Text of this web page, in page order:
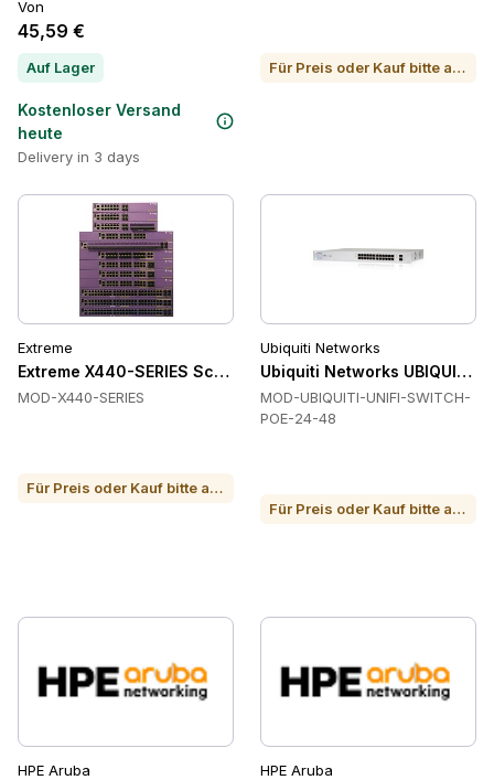
Von
45,59 €
Auf Lager
Kostenloser Versand
heute
Delivery in 3 days
Für Preis oder Kauf bitte anrufen
Extreme
Extreme X440-SERIES Schalter
MOD-X440-SERIES
Für Preis oder Kauf bitte anrufen
Ubiquiti Networks
Ubiquiti Networks UBIQUITI-
MOD-UBIQUITI-UNIFI-SWITCH-
POE-24-48
Für Preis oder Kauf bitte anrufen
HPE Aruba HPE Aruba